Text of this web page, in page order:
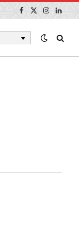
Facebook
X
Instagram